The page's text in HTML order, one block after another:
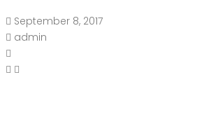
September 8, 2017
admin